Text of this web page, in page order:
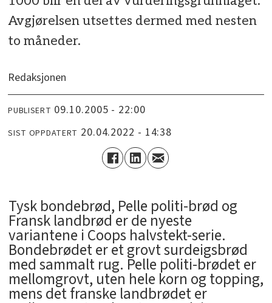
Avgjørelsen utsettes dermed med nesten
to måneder.
Redaksjonen
PUBLISERT 09.10.2005 - 22:00
SIST OPPDATERT 20.04.2022 - 14:38
Tysk bondebrød, Pelle politi-brød og
Fransk landbrød er de nyeste
variantene i Coops halvstekt-serie.
Bondebrødet er et grovt surdeigsbrød
med sammalt rug. Pelle politi-brødet er
mellomgrovt, uten hele korn og topping,
mens det franske landbrødet er